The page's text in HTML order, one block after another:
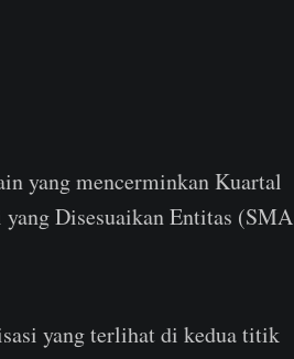
yang mencerminkan Kuartal
Disesuaikan Entitas (SMA
yang terlihat di kedua titik